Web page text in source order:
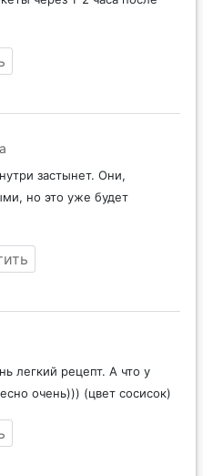
застынет. Они,
но это уже будет
легкий рецепт. А что у
очень))) (цвет сосисок)